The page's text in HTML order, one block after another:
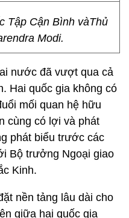
Tập Cận Bình vàThủ
Modi.
nước đã vượt qua cả
Hai quốc gia không có
mối quan hệ hữu
cùng có lợi và phát
phát biểu trước các
Bộ trưởng Ngoại giao
Kinh.
nền tảng lâu dài cho
giữa hai quốc gia